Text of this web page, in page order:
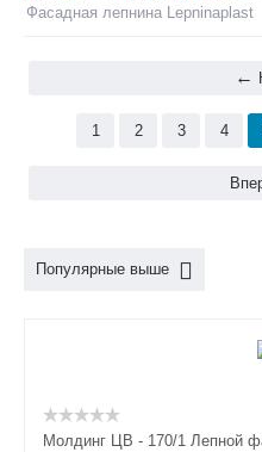
Фасадная лепнина Lepninaplast
1 2 3 4
Популярные выше
Молдинг ЦВ - 170/1 Лепной